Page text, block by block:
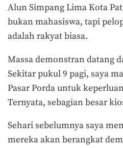
Alun Simpang Lima Kota
bukan mahasiswa, tapi
adalah rakyat biasa.
Massa demonstran datang
Sekitar pukul 9 pagi, saya
Pasar Porda untuk
Ternyata, sebagian besar
Sehari sebelumnya saya
mereka akan berangkat